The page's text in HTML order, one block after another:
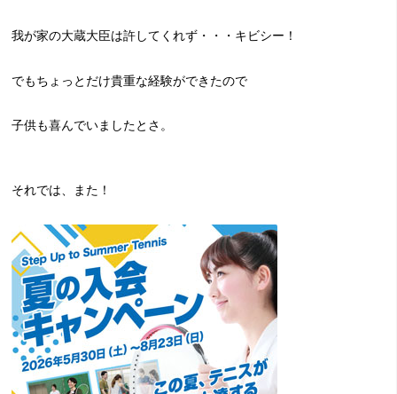
我が家の大蔵大臣は許してくれず・・・キビシー！
でもちょっとだけ貴重な経験ができたので
子供も喜んでいましたとさ。
それでは、また！